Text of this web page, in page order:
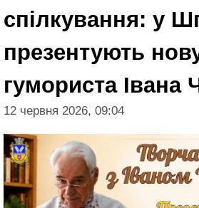
спілкування: у
презентують
гумориста Івана
12 червня 2026, 09:04